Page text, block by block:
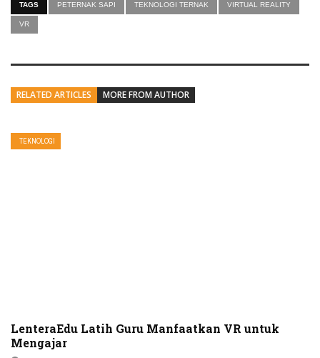
TAGS PETERNAK SAPI TEKNOLOGI TERNAK VIRTUAL REALITY
VR
RELATED ARTICLES MORE FROM AUTHOR
TEKNOLOGI
LenteraEdu Latih Guru Manfaatkan VR untuk
Mengajar